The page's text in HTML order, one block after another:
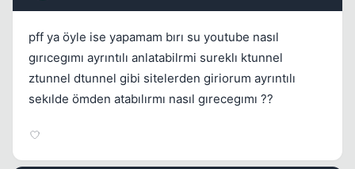
pff ya öyle ise yapamam bırı su youtube nasıl
gırıcegımı ayrıntılı anlatabilrmi sureklı ktunnel
ztunnel dtunnel gibi sitelerden giriorum ayrıntılı
sekılde ömden atabılırmı nasıl gırecegımı ??